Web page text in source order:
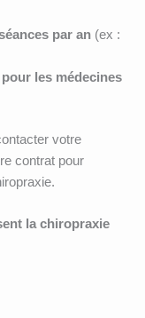
par an (ex :
les médecines
votre
contrat pour
la chiropraxie